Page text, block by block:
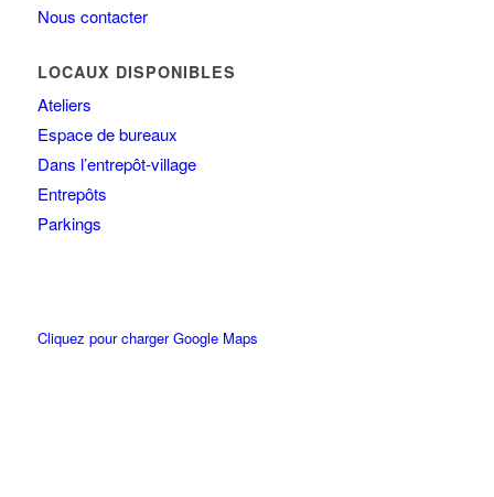
Nous contacter
LOCAUX DISPONIBLES
Ateliers
Espace de bureaux
Dans l’entrepôt-village
Entrepôts
Parkings
Cliquez pour charger Google Maps